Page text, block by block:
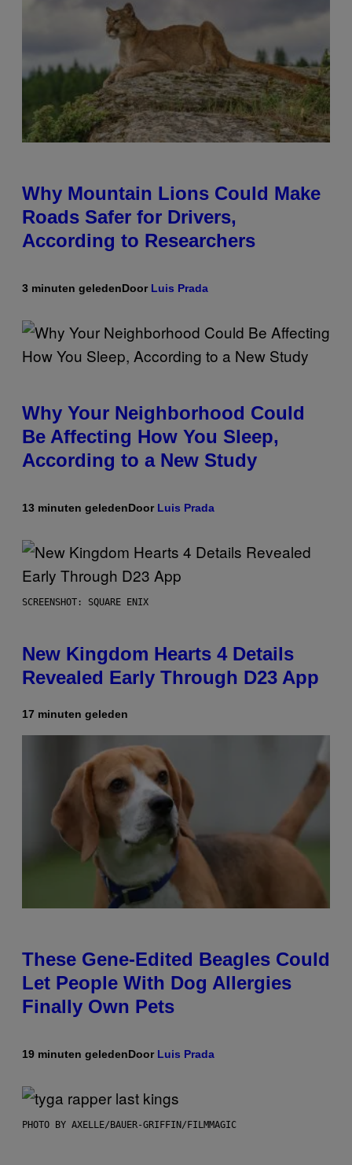
Why Mountain Lions Could Make
Roads Safer for Drivers,
According to Researchers
3 minuten geledenDoor Luis Prada
Why Your Neighborhood Could
Be Affecting How You Sleep,
According to a New Study
13 minuten geledenDoor Luis Prada
SCREENSHOT: SQUARE ENIX
New Kingdom Hearts 4 Details
Revealed Early Through D23 App
17 minuten geleden
These Gene-Edited Beagles Could
Let People With Dog Allergies
Finally Own Pets
19 minuten geledenDoor Luis Prada
PHOTO BY AXELLE/BAUER-GRIFFIN/FILMMAGIC